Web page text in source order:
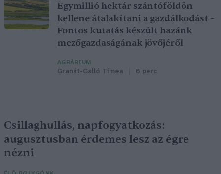
Egymillió hektár szántóföldön
kellene átalakítani a gazdálkodást –
Fontos kutatás készült hazánk
mezőgazdaságának jövőjéről
AGRÁRIUM
Granát-Galló Tímea 6 perc
Csillaghullás, napfogyatkozás:
augusztusban érdemes lesz az égre
nézni